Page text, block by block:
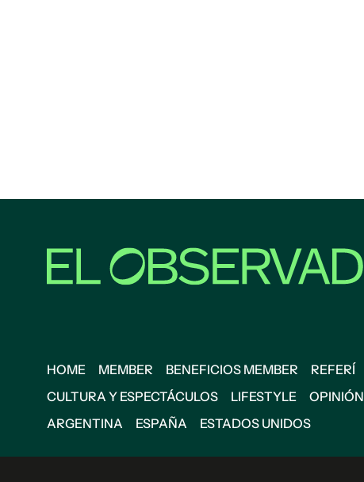
HOME MEMBER BENEFICIOS MEMBER REFERÍ
CULTURA Y ESPECTÁCULOS
LIFESTYLE OPINIÓN
ARGENTINA
ESPAÑA ESTADOS UNIDOS